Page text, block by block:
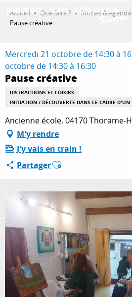
QUE FAIRE ?
SÉJOURNER
ESPACE PRO
Accueil Que faire ? Sorties & Agenda
Pause créative
Mercredi 21 octobre de 14:30 à
octobre de 14:30 à 16:30
Pause créative
DISTRACTIONS ET LOISIRS
INITIATION / DÉCOUVERTE DANS LE CADRE D'UN
Ancienne école, 04170 Thorame-
M'y rendre
J'y vais en train !
PartagerAjouter aux favoris